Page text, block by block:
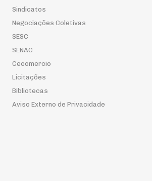
Sindicatos
Negociações Coletivas
SESC
SENAC
Cecomercio
Licitações
Bibliotecas
Aviso Externo de Privacidade